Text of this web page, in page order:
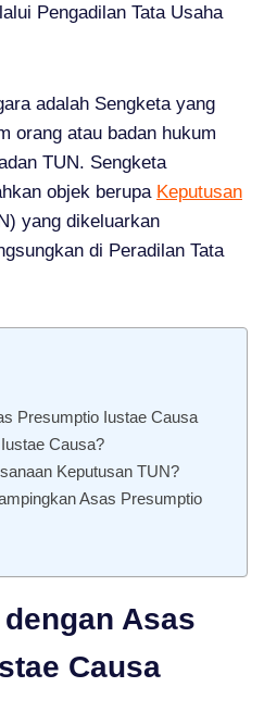
Pengadilan Tata Usaha
adalah Sengketa yang
orang atau badan hukum
TUN. Sengketa
objek berupa Keputusan
yang dikeluarkan
di Peradilan Tata
Presumptio Iustae Causa
Causa?
Keputusan TUN?
Asas Presumptio
Asas
Causa